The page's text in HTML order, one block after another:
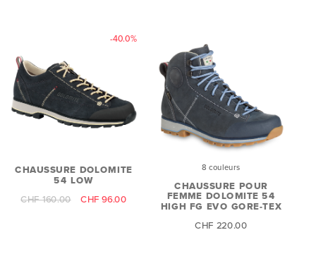
-40.0%
CHAUSSURE DOLOMITE
54 LOW
CHF 160.00
CHF 96.00
8 couleurs
CHAUSSURE POUR
FEMME DOLOMITE 54
HIGH FG EVO GORE-TEX
CHF 220.00